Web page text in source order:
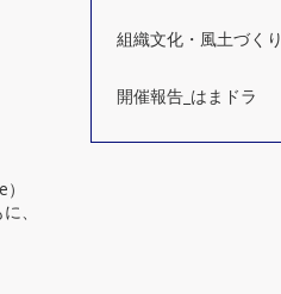
、
組織文化・風土づくり
開催報告_はまドラ